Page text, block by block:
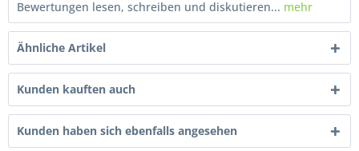
Bewertungen lesen, schreiben und diskutieren... mehr
Ähnliche Artikel
Kunden kauften auch
Kunden haben sich ebenfalls angesehen